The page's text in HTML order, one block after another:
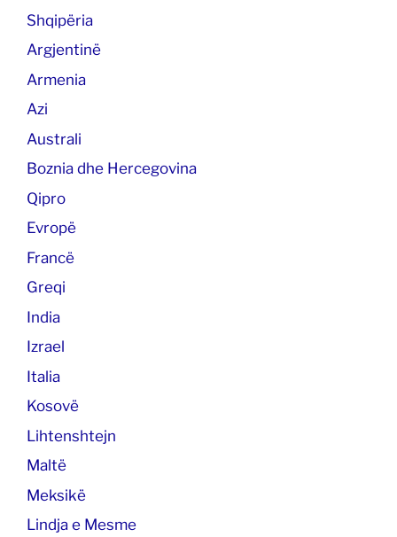
Shqipëria
Argjentinë
Armenia
Azi
Australi
Boznia dhe Hercegovina
Qipro
Evropë
Francë
Greqi
India
Izrael
Italia
Kosovë
Lihtenshtejn
Maltë
Meksikë
Lindja e Mesme